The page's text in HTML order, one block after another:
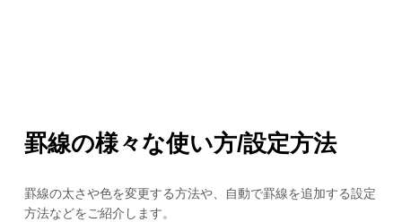
罫線の様々な使い方/設定方法
罫線の太さや色を変更する方法や、自動で罫線を追加する設定
方法などをご紹介します。